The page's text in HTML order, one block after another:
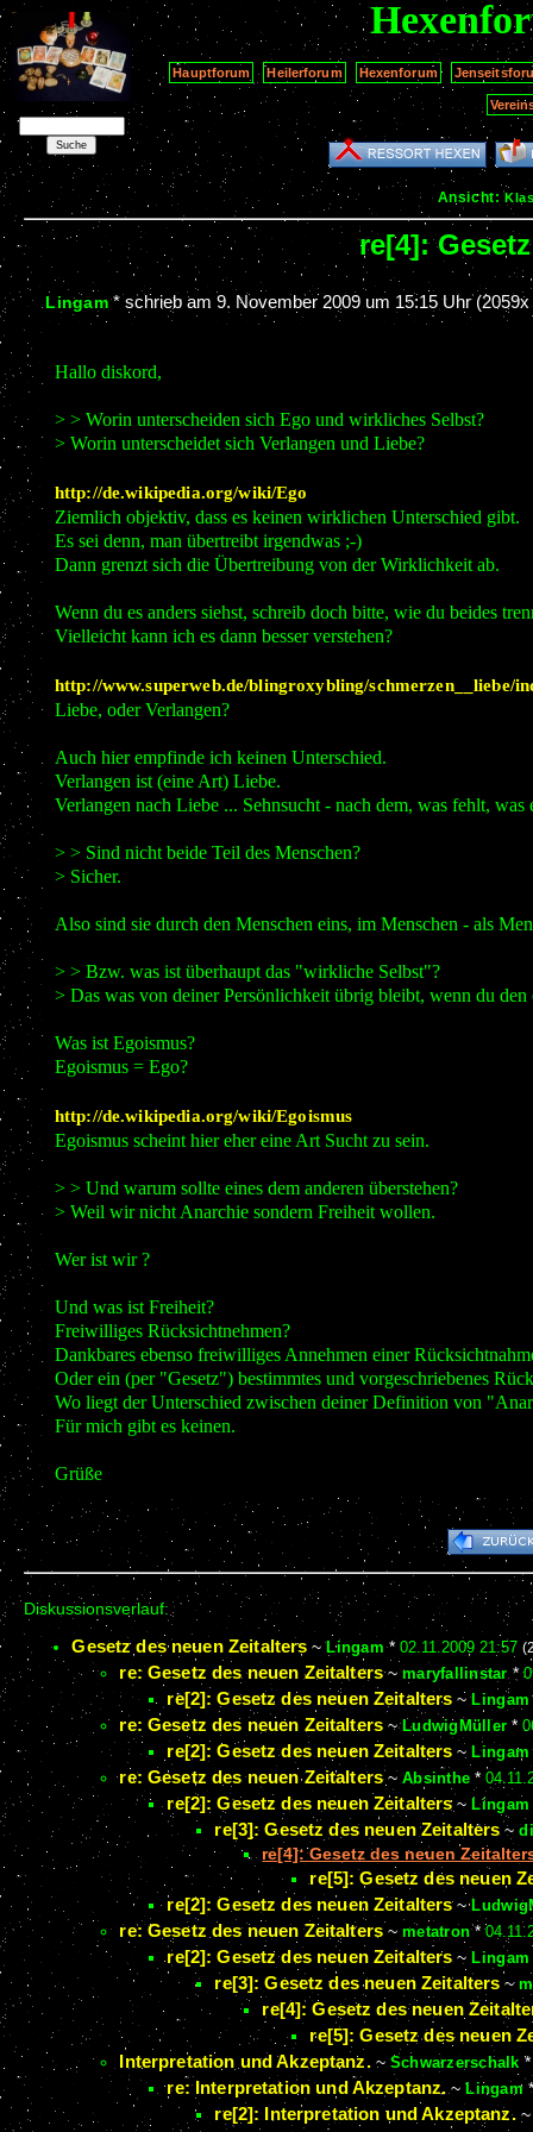
Hauptforum Heilerforum Hexenforum
Ansicht:
re[4]:
Lingam*schrieb am9. November 2009 um 15:15 Uhr(2059x
Hallo diskord,
> > Worin unterscheiden sich Ego und wirkliches Selbst?
> Worin unterscheidet sich Verlangen und Liebe?
http://de.wikipedia.org/wiki/Ego
Ziemlich objektiv, dass es keinen wirklichen Unterschied gibt.
Es sei denn, man übertreibt irgendwas ;-)
Dann grenzt sich die Übertreibung von der Wirklichkeit ab.
Wenn du es anders siehst, schreib doch bitte, wie du beides
Vielleicht kann ich es dann besser verstehen?
http://www.superweb.de/blingroxybling/schmerzen__liebe/
Liebe, oder Verlangen?
Auch hier empfinde ich keinen Unterschied.
Verlangen ist (eine Art) Liebe.
Verlangen nach Liebe ... Sehnsucht - nach dem, was fehlt,
> > Sind nicht beide Teil des Menschen?
> Sicher.
Also sind sie durch den Menschen eins, im Menschen - als
> > Bzw. was ist überhaupt das "wirkliche Selbst"?
> Das was von deiner Persönlichkeit übrig bleibt, wenn du den
Was ist Egoismus?
Egoismus = Ego?
http://de.wikipedia.org/wiki/Egoismus
Egoismus scheint hier eher eine Art Sucht zu sein.
> > Und warum sollte eines dem anderen überstehen?
> Weil wir nicht Anarchie sondern Freiheit wollen.
Wer ist wir ?
Und was ist Freiheit?
Freiwilliges Rücksichtnehmen?
Dankbares ebenso freiwilliges Annehmen einer
Oder ein (per "Gesetz") bestimmtes und vorgeschriebenes
Wo liegt der Unterschied zwischen deiner Definition von
Für mich gibt es keinen.
Grüße
Diskussionsverlauf:
Gesetz des neuen Zeitalters ~Lingam * 02.11.2009 21:57
re: Gesetz des neuen Zeitalters~maryfallinstar*
re[2]: Gesetz des neuen Zeitalters ~Lingam
re: Gesetz des neuen Zeitalters ~ LudwigMüller *
re[2]: Gesetz des neuen Zeitalters ~ Lingam
re: Gesetz des neuen Zeitalters~Absinthe *
re[2]: Gesetz des neuen Zeitalters ~ Lingam
re[3]: Gesetz des neuen Zeitalters~
re[4]: Gesetz des neuen
re[5]: Gesetz des neuen
re[2]: Gesetz des neuen Zeitalters~
re: Gesetz des neuen Zeitalters ~metatron*
re[2]: Gesetz des neuen Zeitalters ~ Lingam
re[3]: Gesetz des neuen Zeitalters ~
re[4]: Gesetz des neuen
re[5]: Gesetz des neuen
Interpretation und Akzeptanz.~ Schwarzerschalk
re: Interpretation und Akzeptanz.~Lingam
re[2]: Interpretation und Akzeptanz.